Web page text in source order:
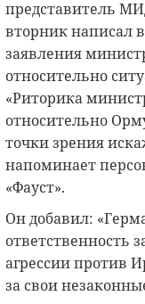
представитель
вторник написал
заявления
относительно
«Риторика
относительно
точки зрения
напоминает
«Фауст».
Он добавил:
ответственность
агрессии против
за свои